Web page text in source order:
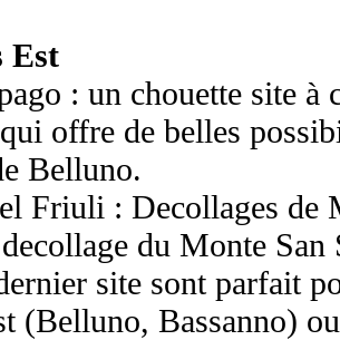
Est
: un chouette site à
offre de belles
Belluno.
Friuli : Decollages de
du Monte San
site sont parfait
(Belluno, Bassanno)